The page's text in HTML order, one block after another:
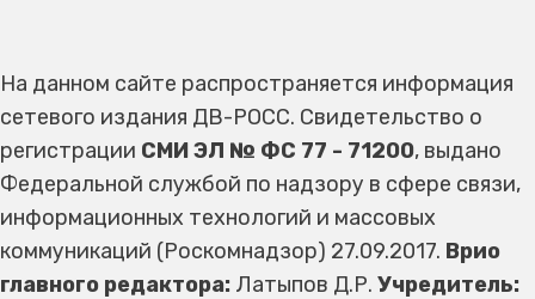
На данном сайте распространяется информация
сетевого издания ДВ-РОСС. Свидетельство о
регистрации СМИ ЭЛ № ФС 77 - 71200, выдано
Федеральной службой по надзору в сфере связи,
информационных технологий и массовых
коммуникаций (Роскомнадзор) 27.09.2017. Врио
главного редактора: Латыпов Д.Р. Учредитель: